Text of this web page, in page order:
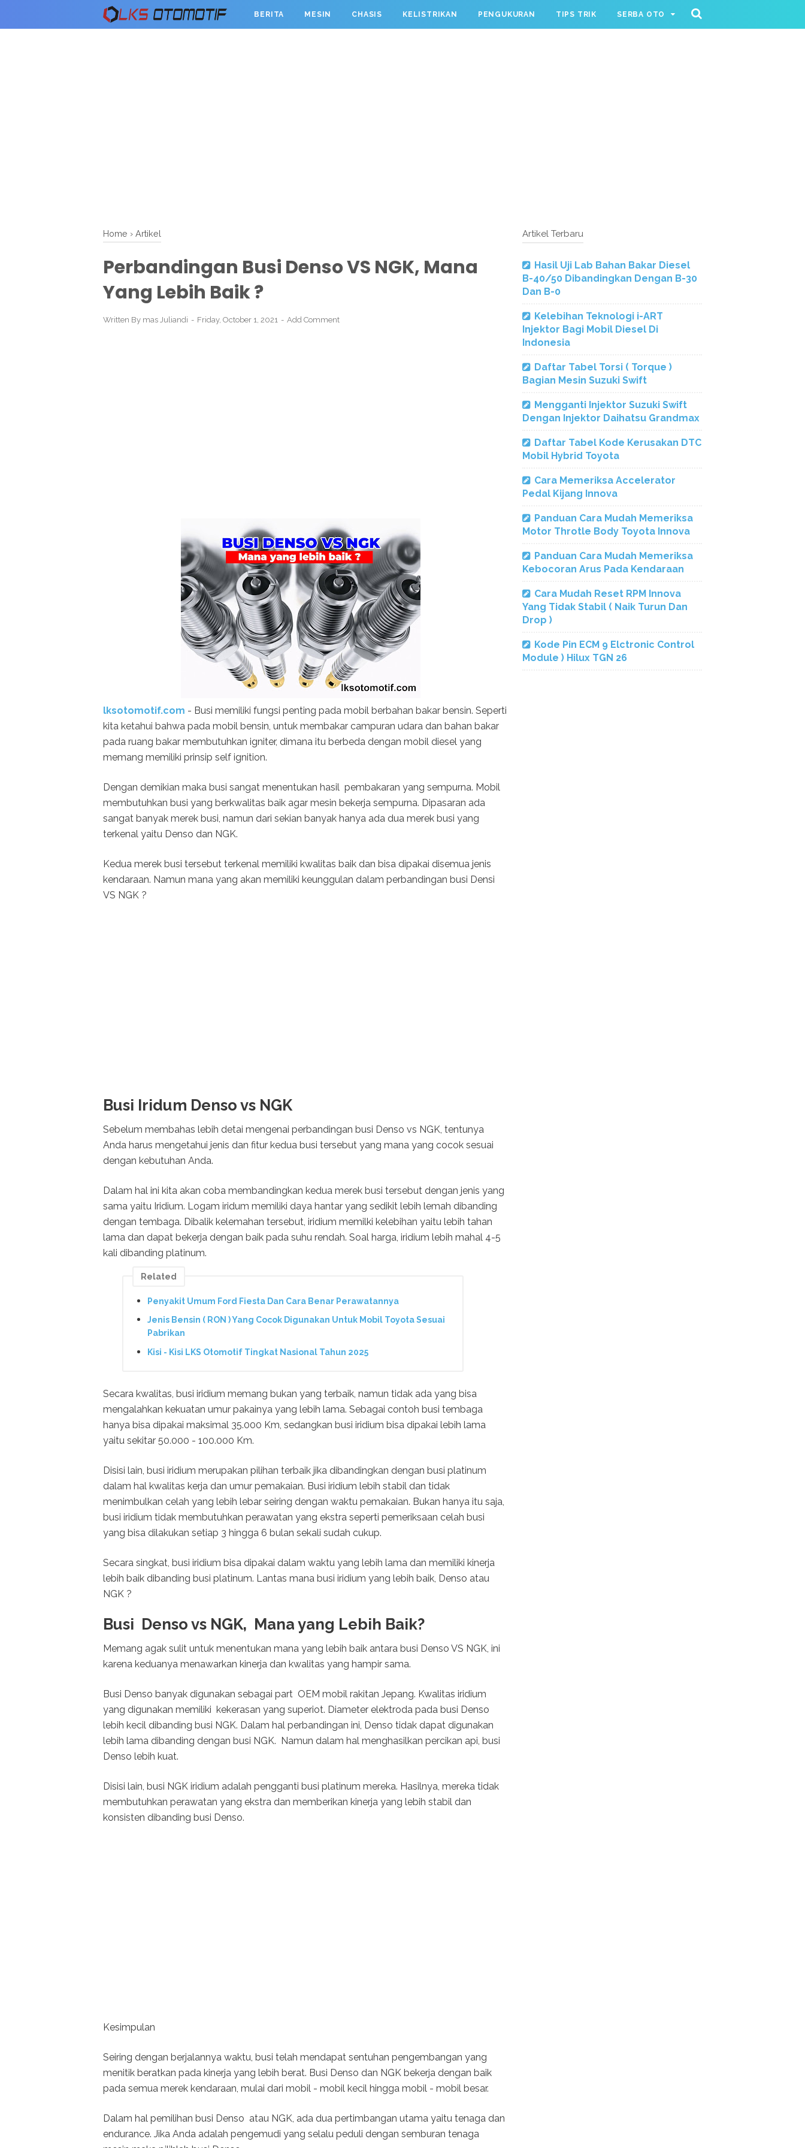
BERITA MESIN CHASIS KELISTRIKAN PENGUKURAN TIPS TRIK SERBA OTO
Home › Artikel
Perbandingan Busi Denso VS NGK, Mana
Yang Lebih Baik ?
Written By mas Juliandi Friday, October 1, 2021 Add Comment
lksotomotif.com - Busi memiliki fungsi penting pada mobil berbahan bakar bensin. Seperti
kita ketahui bahwa pada mobil bensin, untuk membakar campuran udara dan bahan bakar
pada ruang bakar membutuhkan igniter, dimana itu berbeda dengan mobil diesel yang
memang memiliki prinsip self ignition.
Dengan demikian maka busi sangat menentukan hasil pembakaran yang sempurna. Mobil
membutuhkan busi yang berkwalitas baik agar mesin bekerja sempurna. Dipasaran ada
sangat banyak merek busi, namun dari sekian banyak hanya ada dua merek busi yang
terkenal yaitu Denso dan NGK.
Kedua merek busi tersebut terkenal memiliki kwalitas baik dan bisa dipakai disemua jenis
kendaraan. Namun mana yang akan memiliki keunggulan dalam perbandingan busi Densi
VS NGK ?
Busi Iridum Denso vs NGK
Sebelum membahas lebih detai mengenai perbandingan busi Denso vs NGK, tentunya
Anda harus mengetahui jenis dan fitur kedua busi tersebut yang mana yang cocok sesuai
dengan kebutuhan Anda.
Dalam hal ini kita akan coba membandingkan kedua merek busi tersebut dengan jenis yang
sama yaitu Iridium. Logam iridum memiliki daya hantar yang sedikit lebih lemah dibanding
dengan tembaga. Dibalik kelemahan tersebut, iridium memilki kelebihan yaitu lebih tahan
lama dan dapat bekerja dengan baik pada suhu rendah. Soal harga, iridium lebih mahal 4-5
kali dibanding platinum.
Related
Penyakit Umum Ford Fiesta Dan Cara Benar Perawatannya
Jenis Bensin ( RON ) Yang Cocok Digunakan Untuk Mobil Toyota Sesuai
Pabrikan
Kisi - Kisi LKS Otomotif Tingkat Nasional Tahun 2025
Secara kwalitas, busi iridium memang bukan yang terbaik, namun tidak ada yang bisa
mengalahkan kekuatan umur pakainya yang lebih lama. Sebagai contoh busi tembaga
hanya bisa dipakai maksimal 35.000 Km, sedangkan busi iridium bisa dipakai lebih lama
yaitu sekitar 50.000 - 100.000 Km.
Disisi lain, busi iridium merupakan pilihan terbaik jika dibandingkan dengan busi platinum
dalam hal kwalitas kerja dan umur pemakaian. Busi iridium lebih stabil dan tidak
menimbulkan celah yang lebih lebar seiring dengan waktu pemakaian. Bukan hanya itu saja,
busi iridium tidak membutuhkan perawatan yang ekstra seperti pemeriksaan celah busi
yang bisa dilakukan setiap 3 hingga 6 bulan sekali sudah cukup.
Secara singkat, busi iridium bisa dipakai dalam waktu yang lebih lama dan memiliki kinerja
lebih baik dibanding busi platinum. Lantas mana busi iridium yang lebih baik, Denso atau
NGK ?
Busi Denso vs NGK, Mana yang Lebih Baik?
Memang agak sulit untuk menentukan mana yang lebih baik antara busi Denso VS NGK, ini
karena keduanya menawarkan kinerja dan kwalitas yang hampir sama.
Busi Denso banyak digunakan sebagai part OEM mobil rakitan Jepang. Kwalitas iridium
yang digunakan memiliki kekerasan yang superiot. Diameter elektroda pada busi Denso
lebih kecil dibanding busi NGK. Dalam hal perbandingan ini, Denso tidak dapat digunakan
lebih lama dibanding dengan busi NGK. Namun dalam hal menghasilkan percikan api, busi
Denso lebih kuat.
Disisi lain, busi NGK iridium adalah pengganti busi platinum mereka. Hasilnya, mereka tidak
membutuhkan perawatan yang ekstra dan memberikan kinerja yang lebih stabil dan
konsisten dibanding busi Denso.
Kesimpulan
Seiring dengan berjalannya waktu, busi telah mendapat sentuhan pengembangan yang
menitik beratkan pada kinerja yang lebih berat. Busi Denso dan NGK bekerja dengan baik
pada semua merek kendaraan, mulai dari mobil - mobil kecil hingga mobil - mobil besar.
Dalam hal pemilihan busi Denso atau NGK, ada dua pertimbangan utama yaitu tenaga dan
endurance. Jika Anda adalah pengemudi yang selalu peduli dengan semburan tenaga
Artikel Terbaru
Hasil Uji Lab Bahan Bakar Diesel
B-40/50 Dibandingkan Dengan B-30
Dan B-0
Kelebihan Teknologi i-ART
Injektor Bagi Mobil Diesel Di
Indonesia
Daftar Tabel Torsi ( Torque )
Bagian Mesin Suzuki Swift
Mengganti Injektor Suzuki Swift
Dengan Injektor Daihatsu Grandmax
Daftar Tabel Kode Kerusakan DTC
Mobil Hybrid Toyota
Cara Memeriksa Accelerator
Pedal Kijang Innova
Panduan Cara Mudah Memeriksa
Motor Throtle Body Toyota Innova
Panduan Cara Mudah Memeriksa
Kebocoran Arus Pada Kendaraan
Cara Mudah Reset RPM Innova
Yang Tidak Stabil ( Naik Turun Dan
Drop )
Kode Pin ECM 9 Elctronic Control
Module ) Hilux TGN 26